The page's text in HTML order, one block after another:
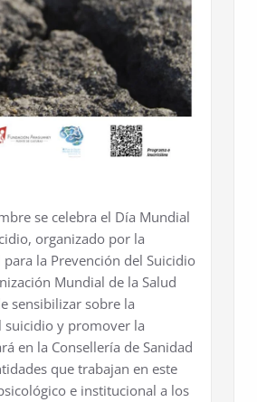
se celebra el Día Mundial
organizado por la
la Prevención del Suicidio
Mundial de la Salud
sensibilizar sobre la
suicidio y promover la
en la Consellería de Sanidad
que trabajan en este
e institucional a los